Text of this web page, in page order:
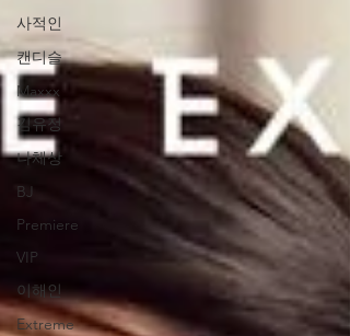
사적인
캔디슬
Maxxx
김유정
나체상
BJ
Premiere
VIP
이해인
Extreme